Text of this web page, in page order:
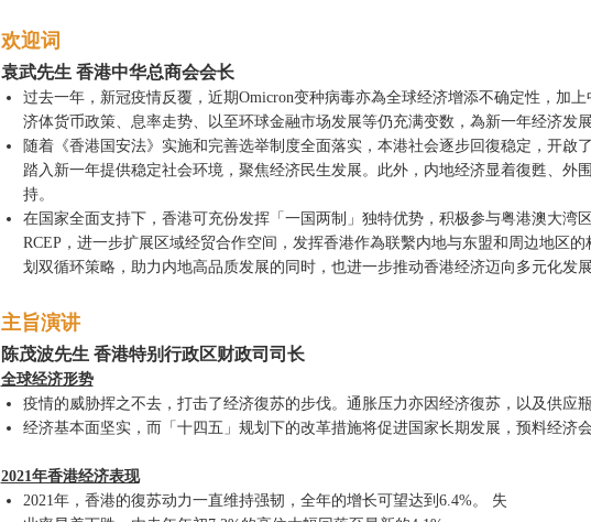
欢迎词
袁武先生 香港中华总商会会长
过去一年，新冠疫情反覆，近期Omicron变种病毒亦為全球经济增添不确定性，加
济体货币政策、息率走势、以至环球金融市场发展等仍充满变数，為新一年经济发展
随着《香港国安法》实施和完善选举制度全面落实，本港社会逐步回復稳定，开啟
踏入新一年提供稳定社会环境，聚焦经济民生发展。此外，内地经济显着復甦、外
持。
在国家全面支持下，香港可充份发挥「一国两制」独特优势，积极参与粤港澳大湾
RCEP，进一步扩展区域经贸合作空间，发挥香港作為联繫内地与东盟和周边地区
划双循环策略，助力内地高品质发展的同时，也进一步推动香港经济迈向多元化发展
主旨演讲
陈茂波先生 香港特别行政区财政司司长
全球经济形势
疫情的威胁挥之不去，打击了经济復苏的步伐。通胀压力亦因经济復苏，以及供应
经济基本面坚实，而「十四五」规划下的改革措施将促进国家长期发展，预料经济
2021年香港经济表现
2021年，香港的復苏动力一直维持强韧，全年的增长可望达到6.4%。 失